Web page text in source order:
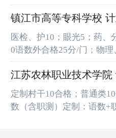
合格。赋分 合格10；不合
【共160分】面试：主要考
构、综合能力等空乘专业
英语口语进行测试。面试
职测（机考...
镇江市
医检、护10；眼光5；药、
0语数外合格25分/门；物理
加试语数英+职测【笔试（
400分）】加试：分为身体
跳和原地双手头后向前掷
（满100分）【其中身体素
定制村干10合格；普通类10
数（含职测）定制：语数+